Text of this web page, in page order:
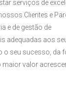
serviços de
Clientes e
e de gestão de
adequadas aos
o seu sucesso, da
maior valor